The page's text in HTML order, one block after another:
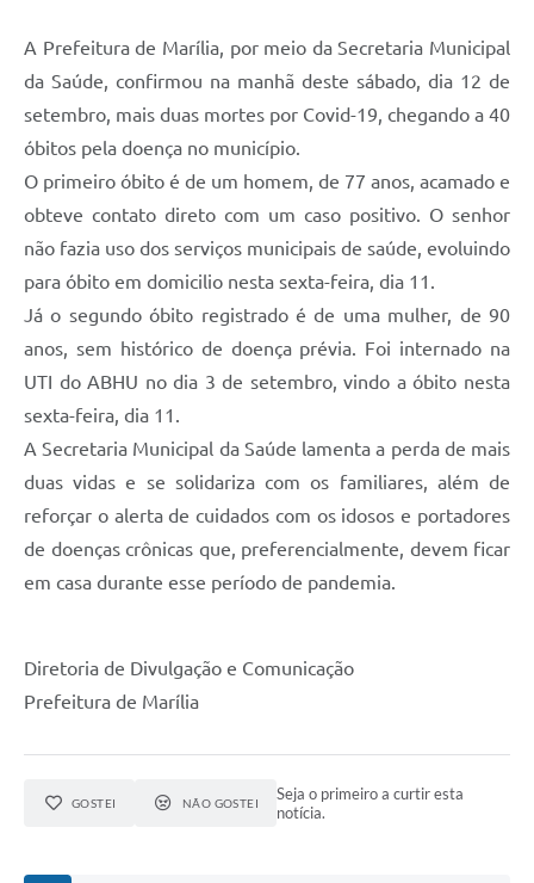
A Prefeitura de Marília, por meio da Secretaria Municipal
da Saúde, confirmou na manhã deste sábado, dia 12 de
setembro, mais duas mortes por Covid-19, chegando a 40
óbitos pela doença no município.
O primeiro óbito é de um homem, de 77 anos, acamado e
obteve contato direto com um caso positivo. O senhor
não fazia uso dos serviços municipais de saúde, evoluindo
para óbito em domicilio nesta sexta-feira, dia 11.
Já o segundo óbito registrado é de uma mulher, de 90
anos, sem histórico de doença prévia. Foi internado na
UTI do ABHU no dia 3 de setembro, vindo a óbito nesta
sexta-feira, dia 11.
A Secretaria Municipal da Saúde lamenta a perda de mais
duas vidas e se solidariza com os familiares, além de
reforçar o alerta de cuidados com os idosos e portadores
de doenças crônicas que, preferencialmente, devem ficar
em casa durante esse período de pandemia.
Diretoria de Divulgação e Comunicação
Prefeitura de Marília
GOSTEI NÃO GOSTEI
Seja o primeiro a curtir esta
notícia.